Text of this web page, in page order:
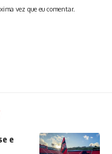
vez que eu comentar.
e